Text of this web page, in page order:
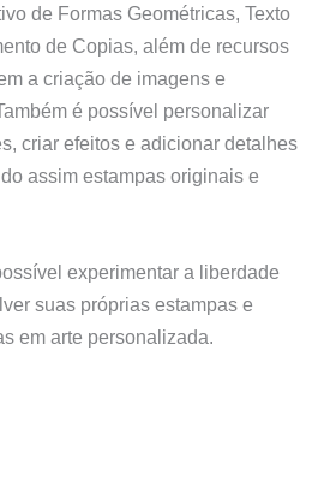
de Formas Geométricas, Texto
de Copias, além de recursos
a criação de imagens e
é possível personalizar
criar efeitos e adicionar detalhes
assim estampas originais e
experimentar a liberdade
suas próprias estampas e
em arte personalizada.